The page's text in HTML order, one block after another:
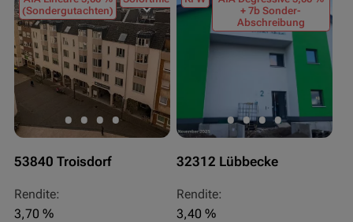
(Sondergutachten)
53840 Troisdorf
Rendite:
3,70 %
+ 7b Sonder-
Abschreibung
32312 Lübbecke
Rendite:
3,40 %